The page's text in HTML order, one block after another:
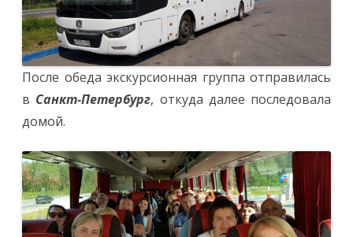
После обеда экскурсионная группа отправилась
в Санкт-Петербург, откуда далее последовала
домой.